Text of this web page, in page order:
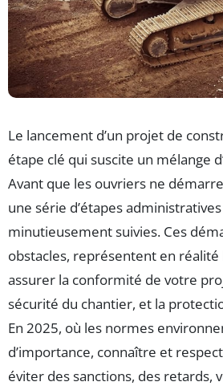
Le lancement d’un projet de
étape clé qui suscite un mélange
Avant que les ouvriers ne
une série d’étapes
minutieusement suivies. Ces
obstacles, représentent en
assurer la conformité de votre
sécurité du chantier, et la
En 2025, où les normes
d’importance, connaître et
éviter des sanctions, des retards,